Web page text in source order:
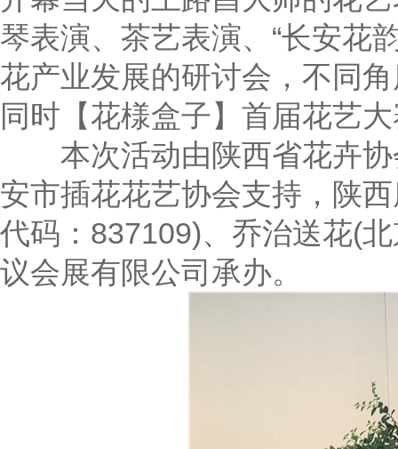
琴表演、茶艺表演、“长安花
花产业发展的研讨会，不同
同时【花様盒子】首届花艺
本次活动由陕西省花卉协
安市插花花艺协会支持，陕
代码：837109)、乔治送花(
议会展有限公司 承办。